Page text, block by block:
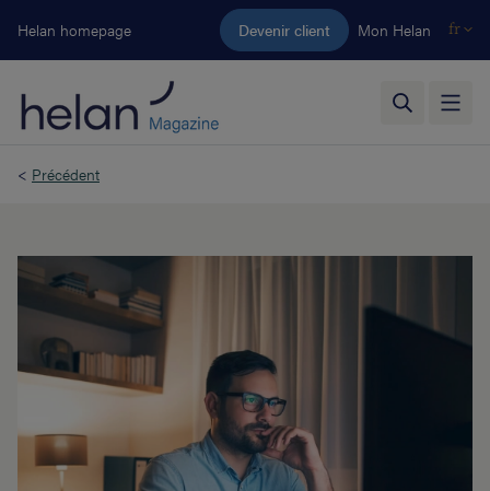
Aller au contenu principal
Helan homepage Devenir client Mon Helan fr
< Précédent